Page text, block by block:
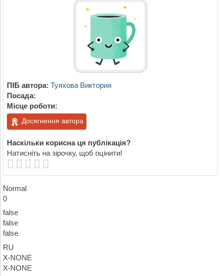
ПІБ автора: Туяхова Виктория
Посада:
Місце роботи:
Досягнення автора
Наскільки корисна ця публікація?
Натисніть на зірочку, щоб оцінити!
Normal
0
false
false
false
RU
X-NONE
X-NONE